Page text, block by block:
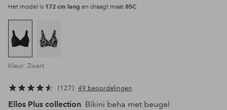
Het model is 172 cm lang en draagt maat 85C
Kleur: Zwart
127 49 beoordelingen
Ellos Plus collection Bikini beha met beugel